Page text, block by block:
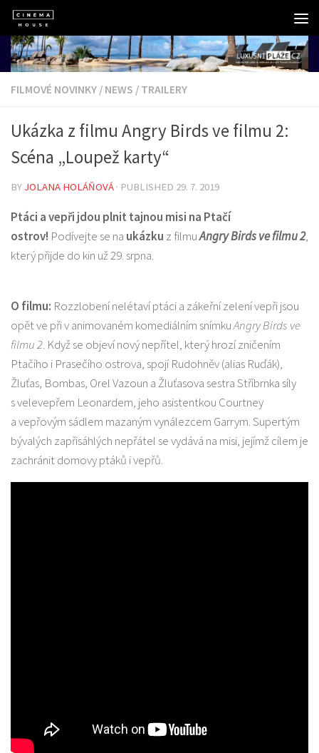
Skip to content
FILMOVÉ NOVINKY / NEWS / TRAILERY
Ukázka z filmu Angry Birds ve filmu 2:
Scéna „Loupež karty“
BY JOLANA HOLÁŇOVÁ · PUBLISHED 29. 7. 2019
Ptáci a vepři jdou plnit tajnou misi na Ptačí
ostrov! Podívejte se na ukázku z filmuAngry Birds ve filmu 2,
který přijde do kin už 29. srpna.
O filmu: Rozzlobení nelétaví ptáci a zákeřní zelení vepři jsou
opět ve při v animovaném komediálním snímkuAngry Birds ve
filmu 2. Když se objeví nový nepřítel, který hrozí zničením
Ptačího i Prasečího ostrova, spojí Rudohněv (alias Ruďák),
Žluťas, Bombas, Orel Vazoun a Žluťasova sestra Stříbrnka síly
s velevepřem Leonardem, jeho asistentkou Courtney
a vepřovým sádlem mazaným vynálezcem Garrym. Supertým
bývalých zapřisáhlých nepřátel se vydává na misi, jejímž cílem je
zachránit domovy ptáků i vepřů.